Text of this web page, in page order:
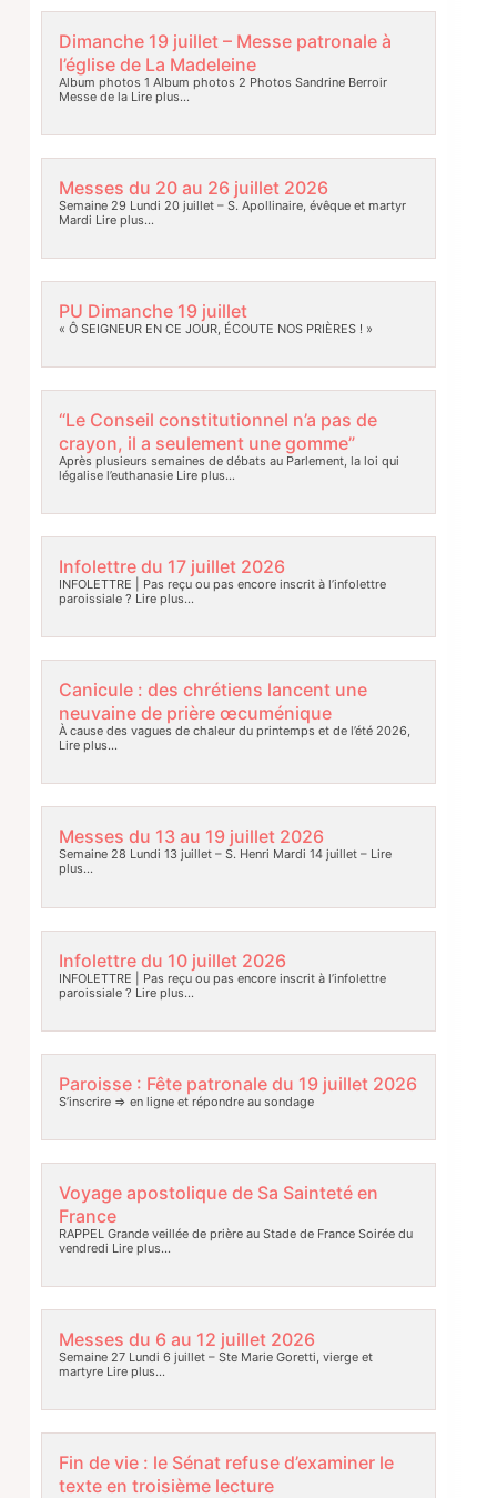
Dimanche 19 juillet – Messe patronale à
l’église de La Madeleine
Album photos 1 Album photos 2 Photos Sandrine Berroir
Messe de laLire plus…
Messes du 20 au 26 juillet 2026
Semaine 29 Lundi 20 juillet – S. Apollinaire, évêque et martyr
Mardi Lire plus…
PU Dimanche 19 juillet
« Ô SEIGNEUR EN CE JOUR, ÉCOUTE NOS PRIÈRES ! »
“Le Conseil constitutionnel n’a pas de
crayon, il a seulement une gomme”
Après plusieurs semaines de débats au Parlement, la loi qui
légalise l’euthanasieLire plus…
Infolettre du 17 juillet 2026
INFOLETTRE | Pas reçu ou pas encore inscrit à l’infolettre
paroissiale ? Lire plus…
Canicule : des chrétiens lancent une
neuvaine de prière œcuménique
À cause des vagues de chaleur du printemps et de l’été 2026,
Lire plus…
Messes du 13 au 19 juillet 2026
Semaine 28 Lundi 13 juillet – S. Henri Mardi 14 juillet –Lire
plus…
Infolettre du 10 juillet 2026
INFOLETTRE | Pas reçu ou pas encore inscrit à l’infolettre
paroissiale ? Lire plus…
Paroisse : Fête patronale du 19 juillet 2026
S’inscrire => en ligne et répondre au sondage
Voyage apostolique de Sa Sainteté en
France
RAPPEL Grande veillée de prière au Stade de France Soirée du
vendredi Lire plus…
Messes du 6 au 12 juillet 2026
Semaine 27 Lundi 6 juillet – Ste Marie Goretti, vierge et
martyreLire plus…
Fin de vie : le Sénat refuse d’examiner le
texte en troisième lecture